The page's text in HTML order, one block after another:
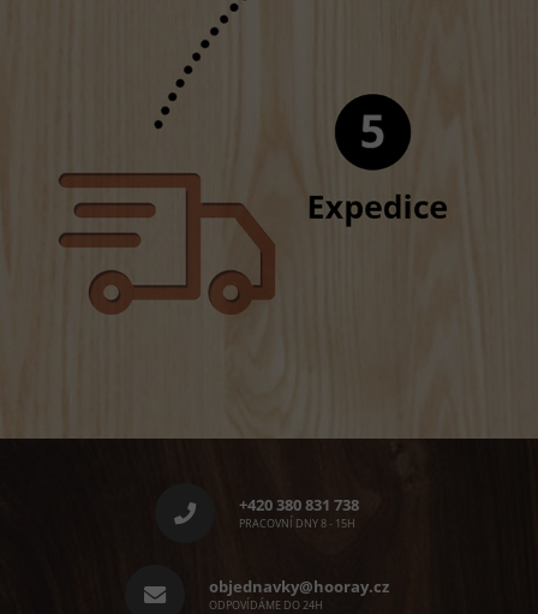
Z
+420 380 831 738
PRACOVNÍ DNY 8 - 15H
objednavky@hooray.cz
ODPOVÍDÁME DO 24H